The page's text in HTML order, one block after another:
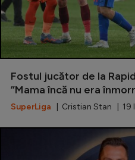
Fostul jucător de la
”Mama încă nu era
SuperLiga | Cristian Stan | 19